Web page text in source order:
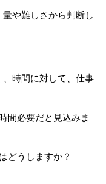
や難しさから判断し
時間に対して、仕事
間必要だと見込みま
どうしますか？